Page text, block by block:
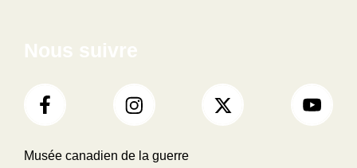
Nous suivre
Musée canadien de la guerre